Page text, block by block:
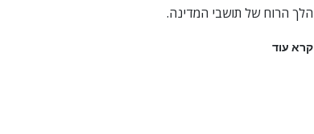
הלך הרוח של תושבי המדינה.
קרא עוד